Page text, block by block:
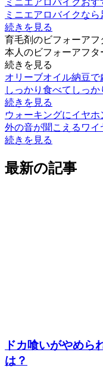
ミニエアロバイクおす
ミニエアロバイクな
続きを見る
育毛剤のビフォーアフ
本人のビフォーアフタ
続きを見る
オリーブオイル納豆で
しっかり食べてしっか
続きを見る
ウォーキングにイヤホ
外の音が聞こえるワイ
続きを見る
最新の記事
ドカ喰いがやめら
は？